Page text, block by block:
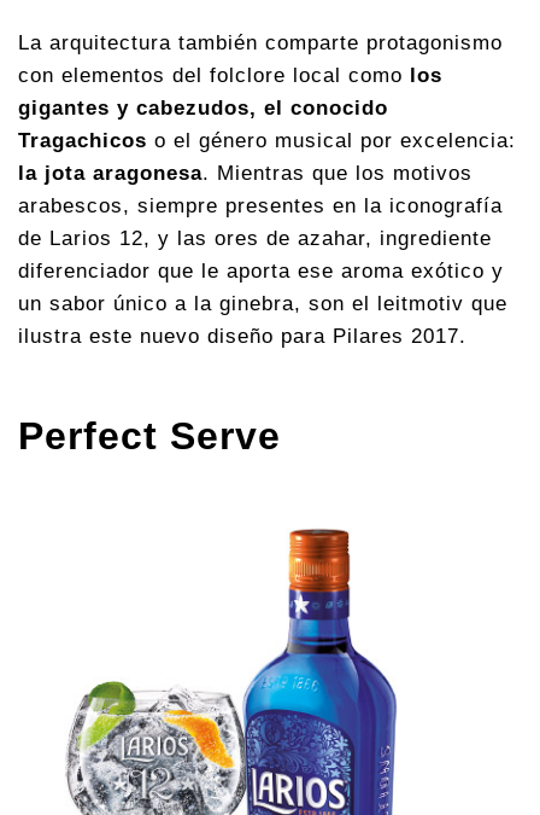
La arquitectura también comparte protagonismo
con elementos del folclore local como los
gigantes y cabezudos, el conocido
Tragachicos o el género musical por excelencia:
la jota aragonesa. Mientras que los motivos
arabescos, siempre presentes en la iconografía
de Larios 12, y las ores de azahar, ingrediente
diferenciador que le aporta ese aroma exótico y
un sabor único a la ginebra, son el leitmotiv que
ilustra este nuevo diseño para Pilares 2017.
Perfect Serve